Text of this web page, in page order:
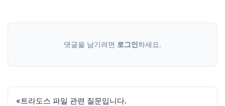
댓글을 남기려면 로그인하세요.
«트라도스 파일 관련 질문입니다.